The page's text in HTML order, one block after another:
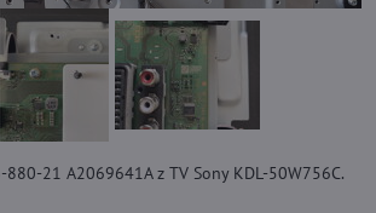
21 A2069641A z TV Sony KDL-50W756C.